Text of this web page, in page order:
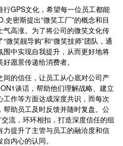
GPS文化，希望每一位员工都能
密斯提出“微笑工厂”的概念和目
高涨。为了将公司的微笑文化传
微笑靓导购”和“微笑技师”团队，通
中实现自我提升，从而更好地将
愿景传递给消费者。
的信任，让员工从心底对公司产
谈话，帮助他们理解战略、建立
作等方面达成深度共识，而每次
助员工及时反馈并随时复盘。公
流，环环相扣，打造深度信任的组
提升了主管与员工的融洽度和信
内心的认同。